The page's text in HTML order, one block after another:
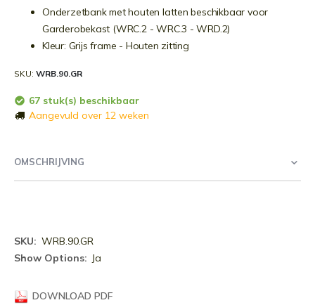
Onderzetbank met houten latten beschikbaar voor
Garderobekast (WRC.2 - WRC.3 - WRD.2)
Kleur: Grijs frame - Houten zitting
SKU WRB.90.GR
67 stuk(s) beschikbaar
Aangevuld over 12 weken
OMSCHRIJVING
Meer
informatie
WRB.90.GR
Ja
DOWNLOAD PDF